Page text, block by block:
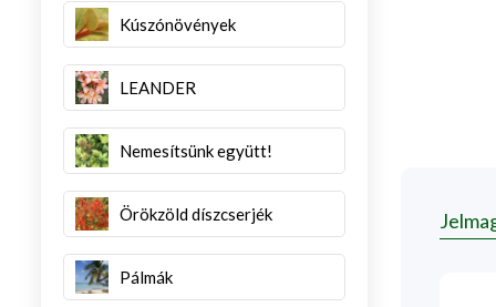
Kúszónövények
LEANDER
Nemesítsünk együtt!
Örökzöld díszcserjék
Pálmák